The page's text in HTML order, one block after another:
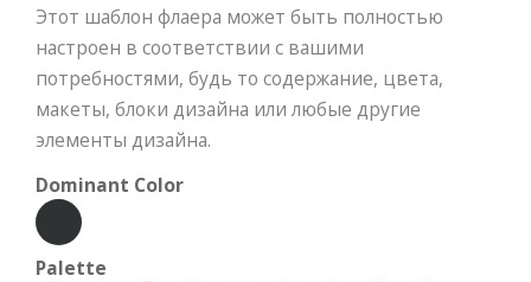
Этот шаблон флаера может быть полностью
настроен в соответствии с вашими
потребностями, будь то содержание, цвета,
макеты, блоки дизайна или любые другие
элементы дизайна.
Dominant Color
Palette